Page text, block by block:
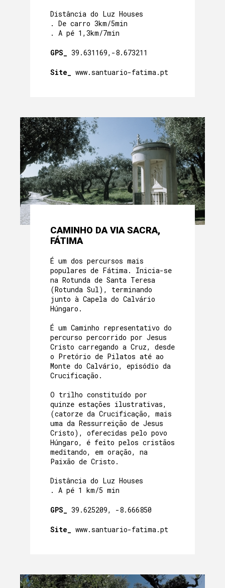
Distância do Luz Houses
. De carro 3km/5min
. A pé 1,3km/7min
GPS_ 39.631169,-8.673211
Site_ www.santuario-fatima.pt
CAMINHO DA VIA SACRA,
FÁTIMA
É um dos percursos mais
populares de Fátima. Inicia-se
na Rotunda de Santa Teresa
(Rotunda Sul), terminando
junto à Capela do Calvário
Húngaro.
É um Caminho representativo do
percurso percorrido por Jesus
Cristo carregando a Cruz, desde
o Pretório de Pilatos até ao
Monte do Calvário, episódio da
Crucificação.
O trilho constituído por
quinze estações ilustrativas,
(catorze da Crucificação, mais
uma da Ressurreição de Jesus
Cristo), oferecidas pelo povo
Húngaro, é feito pelos cristãos
meditando, em oração, na
Paixão de Cristo.
Distância do Luz Houses
. A pé 1 km/5 min
GPS_ 39.625209, -8.666850
Site_ www.santuario-fatima.pt